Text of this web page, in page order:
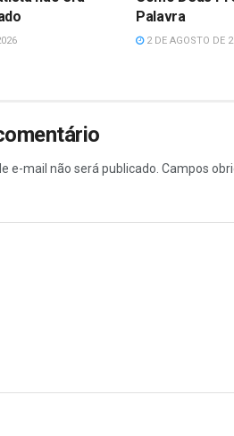
Palavra
2 DE AGOSTO DE
e-mail não será publicado. Campos